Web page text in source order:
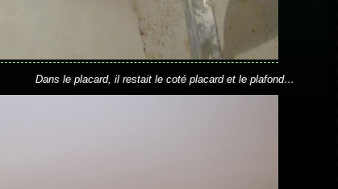
Dans le placard, il restait le coté placard et le plafond…